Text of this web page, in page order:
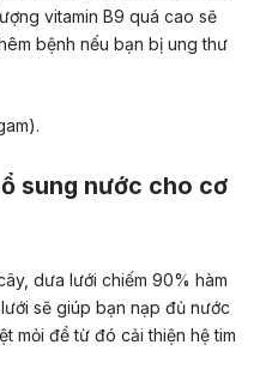
vitamin B9 quá cao sẽ
bệnh nếu bạn bị ung thư
sung nước cho cơ
dưa lưới chiếm 90% hàm
sẽ giúp bạn nạp đủ nước
mỏi để từ đó cải thiện hệ tim